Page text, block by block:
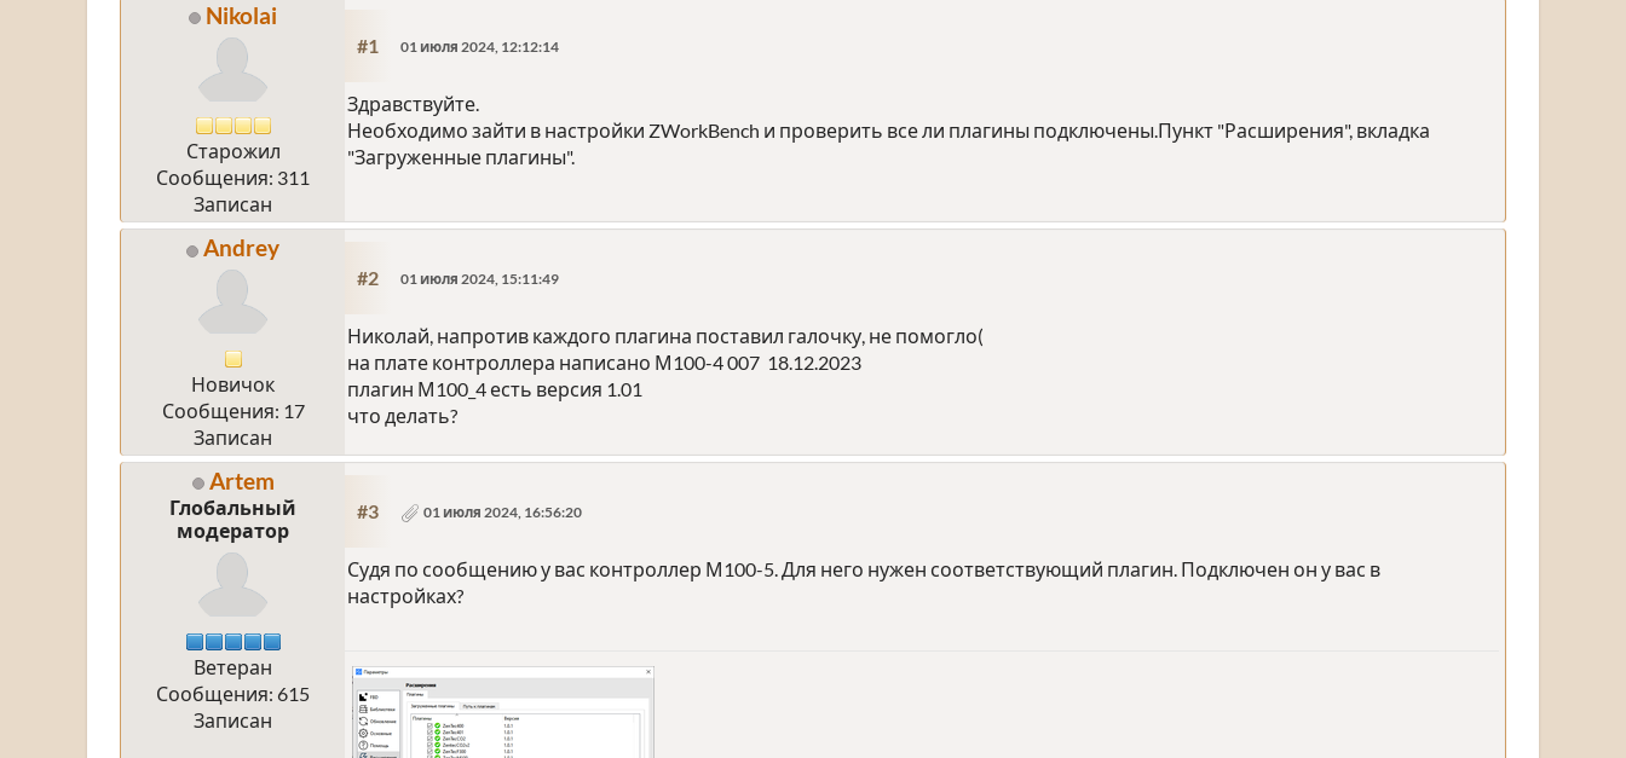
Nikolai
Старожил
Сообщения: 311
Записан
#1 01 июля 2024, 12:12:14
Здравствуйте.
Необходимо зайти в настройки ZWorkBench и проверить все ли плагины подключены.Пункт "Расширения", вкладка
"Загруженные плагины".
Andrey
Новичок
Сообщения: 17
Записан
#2 01 июля 2024, 15:11:49
Николай, напротив каждого плагина поставил галочку, не помогло(
на плате контроллера написано М100-4 007 18.12.2023
плагин М100_4 есть версия 1.01
что делать?
Artem
Глобальный
модератор
Ветеран
Сообщения: 615
Записан
#3 01 июля 2024, 16:56:20
Судя по сообщению у вас контроллер М100-5. Для него нужен соответствующий плагин. Подключен он у вас в
настройках?